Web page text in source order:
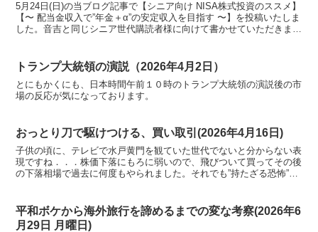
5月24日(日)の当ブログ記事で【シニア向け NISA株式投資のススメ】
【〜 配当金収入で”年金＋α”の安定収入を目指す 〜】を投稿いたしま
した。音吉と同じシニア世代購読者様に向けて書かせていただきまし
放っております。
トランプ大統領の演説（2026年4月2日）
とにもかくにも、日本時間午前１０時のトランプ大統領の演説後の市
場の反応が気になっております。
おっとり刀で駆けつける、買い取引(2026年4月16日)
子供の頃に、テレビで水戸黄門を観ていた世代でないと分からない表
現ですね．．．株価下落にもろに弱いので、飛びついて買ってその後
の下落相場で過去に何度もやられました。それでも”持たざる恐怖”に
平和ボケから海外旅行を諦めるまでの変な考察(2026年6
月29日 月曜日)